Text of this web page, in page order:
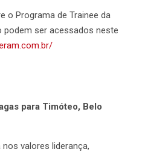
o Programa de Trainee da
podem ser acessados neste
para Timóteo, Belo
valores liderança,